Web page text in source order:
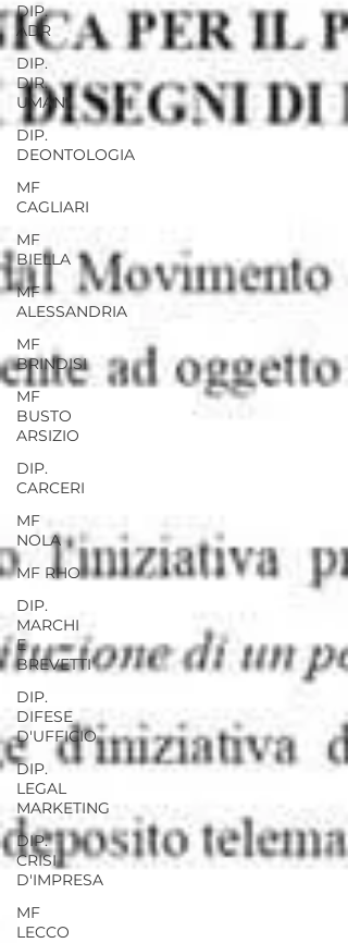
DIP.
ADR
DIP.
DIR.
UMANI
DIP.
DEONTOLOGIA
MF
CAGLIARI
MF
BIELLA
MF
ALESSANDRIA
MF
BRINDISI
MF
BUSTO
ARSIZIO
DIP.
CARCERI
MF
NOLA
MF RHO
DIP.
MARCHI
E
BREVETTI
DIP.
DIFESE
D'UFFICIO
DIP.
LEGAL
MARKETING
DIP.
CRISI
D'IMPRESA
MF
LECCO